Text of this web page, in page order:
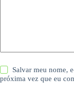
Salvar meu nome,
próxima vez que eu